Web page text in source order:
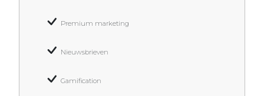
Premium marketing
Nieuwsbrieven
Gamification